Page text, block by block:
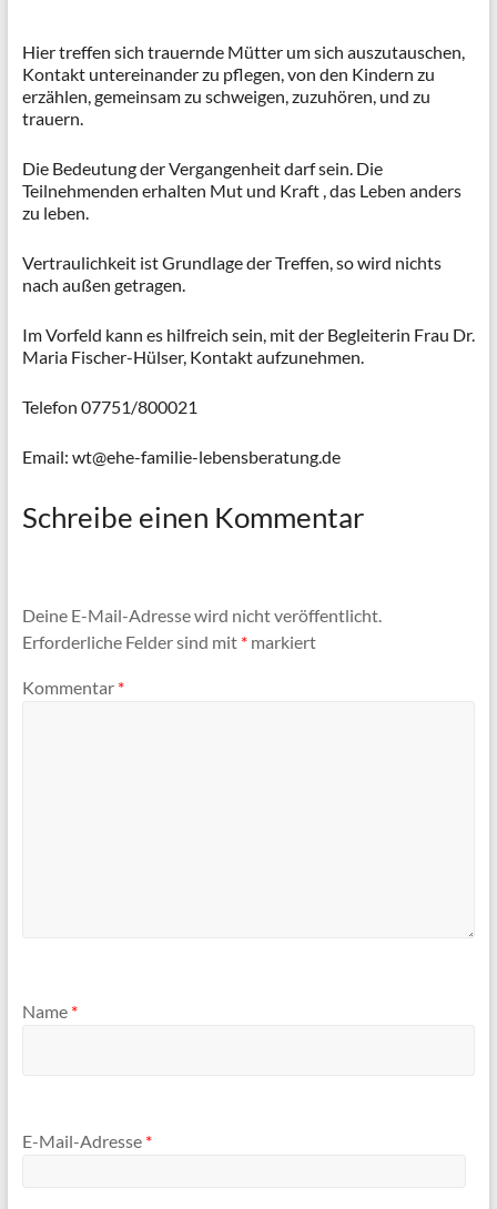
Hier treffen sich trauernde Mütter um sich auszutauschen,
Kontakt untereinander zu pflegen, von den Kindern zu
erzählen, gemeinsam zu schweigen, zuzuhören, und zu
trauern.
Die Bedeutung der Vergangenheit darf sein. Die
Teilnehmenden erhalten Mut und Kraft , das Leben anders
zu leben.
Vertraulichkeit ist Grundlage der Treffen, so wird nichts
nach außen getragen.
Im Vorfeld kann es hilfreich sein, mit der Begleiterin Frau Dr.
Maria Fischer-Hülser, Kontakt aufzunehmen.
Telefon 07751/800021
Email: wt@ehe-familie-lebensberatung.de
Schreibe einen Kommentar
Deine E-Mail-Adresse wird nicht veröffentlicht.
Erforderliche Felder sind mit *markiert
Kommentar *
Name *
E-Mail-Adresse *